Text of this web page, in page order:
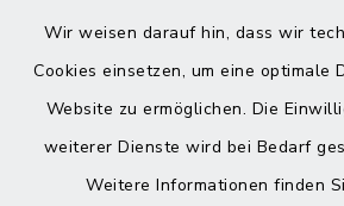
Wir weisen darauf hin, dass wir
Cookies einsetzen, um eine optimale
Website zu ermöglichen. Die
weiterer Dienste wird bei Bedarf
Weitere Informationen finden
Datenschutz
Impressum
Sitemap